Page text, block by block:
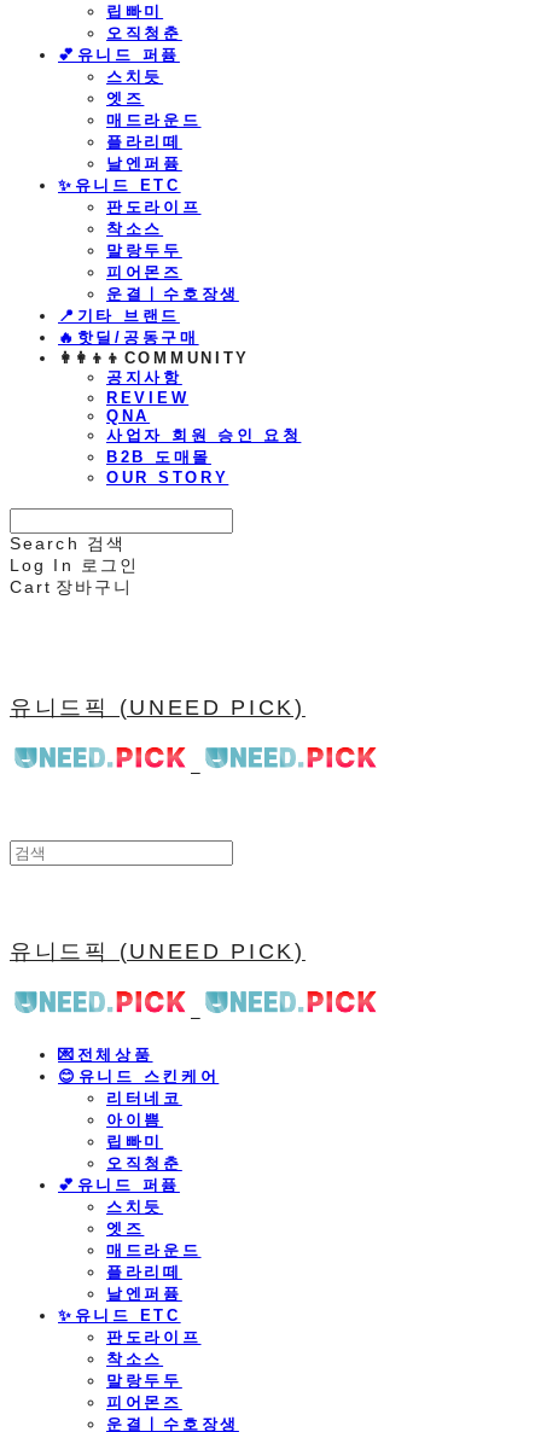
립빠미
오직청춘
💕유니드 퍼퓸
스치듯
엣즈
매드라운드
플라리떼
날엔퍼퓸
​✨유니드 ETC
판도라이프
착소스
말랑두두
피어몬즈
운결ㅣ수호장생
📍기타 브랜드
🔥핫딜/공동구매
👩‍👩‍👦‍👦COMMUNITY
공지사항
REVIEW
QNA
사업자 회원 승인 요청
B2B 도매몰
OUR STORY
Search
검색
Log In
로그인
Cart 장바구니
유니드픽 (UNEED PICK)
유니드픽 (UNEED PICK)
💌전체상품
😊유니드 스킨케어
리터네코
아이쁨
립빠미
오직청춘
💕유니드 퍼퓸
스치듯
엣즈
매드라운드
플라리떼
날엔퍼퓸
​✨유니드 ETC
판도라이프
착소스
말랑두두
피어몬즈
운결ㅣ수호장생